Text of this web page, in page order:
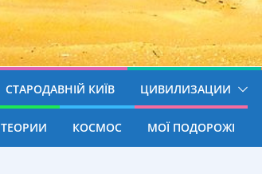
СТАРОДАВНІЙ КИЇВ ЦИВИЛИЗАЦИИ
ТЕОРИИ КОСМОС МОЇ ПОДОРОЖІ